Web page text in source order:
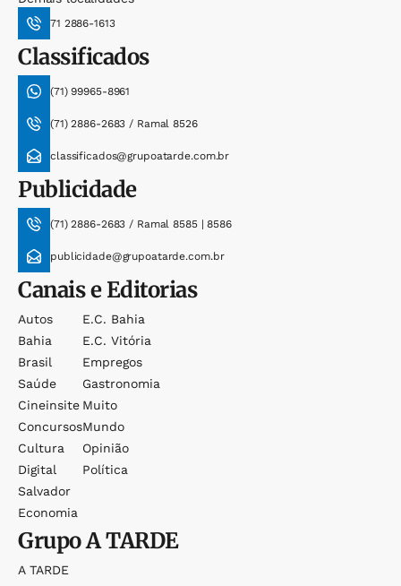
71 2886-1613
Classificados
(71) 99965-8961
(71) 2886-2683 / Ramal 8526
classificados@grupoatarde.com.br
Publicidade
(71) 2886-2683 / Ramal 8585 | 8586
publicidade@grupoatarde.com.br
Canais e Editorias
Autos
Bahia
Brasil
Saúde
Cineinsite
Concursos
Cultura
Digital
Salvador
Economia
E.c. Bahia
E.c. Vitória
Empregos
Gastronomia
Muito
Mundo
Opinião
Política
GrupoA TARDE
A TARDE